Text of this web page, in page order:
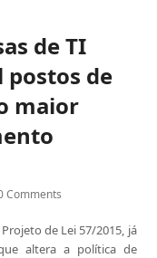
de TI
postos de
maior
Comments
de Lei 57/2015, já
altera a política de